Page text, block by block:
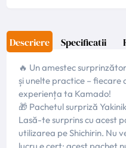
Descriere Specificatii
🔥 Un amestec
și unelte practice –
experiența ta Kamado!
🎁 Pachetul surpriză
Lasă-te surprins cu acest
utilizarea pe Shichirin. Nu
lucru e cert: acest pachet